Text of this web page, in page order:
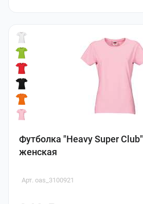
Футболка "Heavy Super Club"
женская
Арт. oas_3100921